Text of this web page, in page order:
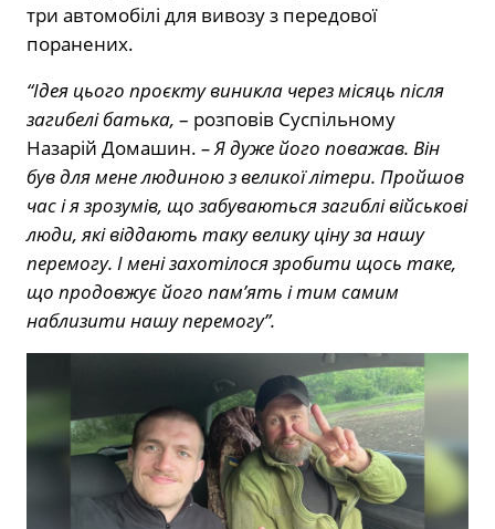
три автомобілі для вивозу з передової
поранених.
“Ідея цього проєкту виникла через місяць після
загибелі батька, – розповів Суспільному
Назарій Домашин. – Я дуже його поважав. Він
був для мене людиною з великої літери. Пройшов
час і я зрозумів, що забуваються загиблі військові
люди, які віддають таку велику ціну за нашу
перемогу. І мені захотілося зробити щось таке,
що продовжує його пам’ять і тим самим
наблизити нашу перемогу”.